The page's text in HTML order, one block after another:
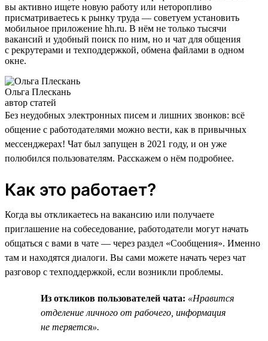
вы активно ищете новую работу или неторопливо
присматриваетесь к рынку труда — советуем установить
мобильное приложение hh.ru. В нём не только тысячи
вакансий и удобный поиск по ним, но и чат для общения
с рекрутерами и техподдержкой, обмена файлами в одном
окне.
Ольга Плескань
автор статей
Без неудобных электронных писем и лишних звонков: всё
общение с работодателями можно вести, как в привычных
мессенджерах! Чат был запущен в 2021 году, и он уже
полюбился пользователям. Расскажем о нём подробнее.
Как это работает?
Когда вы откликаетесь на вакансию или получаете
приглашение на собеседование, работодатели могут начать
общаться с вами в чате — через раздел «Сообщения». Именно
там и находятся диалоги. Вы сами можете начать через чат
разговор с техподдержкой, если возникли проблемы.
Из откликов пользователей чата: «Нравится
отделение личного от рабочего, информация
не теряется».